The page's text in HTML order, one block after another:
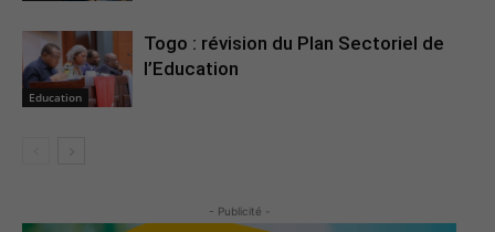
Education
Togo : révision du Plan Sectoriel de
l’Education
- Publicité -